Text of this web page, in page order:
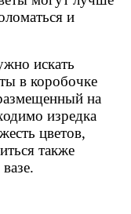
и
искать
в коробочке
на
изредка
цветов,
также